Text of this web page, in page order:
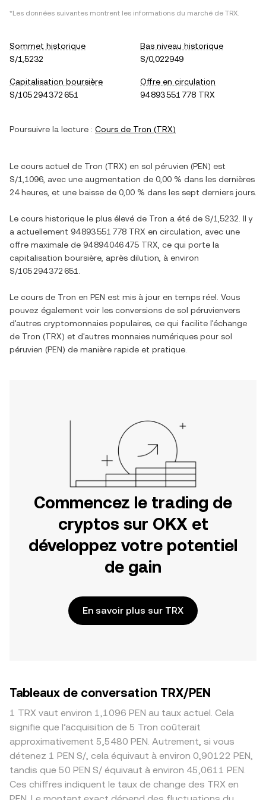
*Les données suivantes montrent les informations du marché de TRX.
Sommet historique
S/1,5232
Bas niveau historique
S/0,022949
Capitalisation boursière
S/105 294 372 651
Offre en circulation
94 893 551 778 TRX
Poursuivre la lecture : Cours de Tron (TRX)
Le cours actuel de Tron (TRX) en sol péruvien (PEN) est
S/1,1096 , avec une augmentation de 0,00 % dans les dernières
24 heures, et une baisse de 0,00 % dans les sept derniers jours.
Le cours historique le plus élevé de Tron a été de S/1,5232 . Il y
a actuellement 94 893 551 778 TRX en circulation, avec une
offre maximale de 94 894 046 475 TRX , ce qui porte la
capitalisation boursière, après dilution, à environ
S/105 294 372 651
Le cours de Tron en PEN est mis à jour en temps réel. Vous
pouvez également voir les conversions de sol péruvienvers
d'autres cryptomonnaies populaires, ce qui facilite l'échange
de Tron (TRX) et d'autres monnaies numériques pour sol
péruvien (PEN) de manière rapide et pratique.
Commencez le trading de
cryptos sur OKX et
développez votre potentiel
de gain
En savoir plus sur TRX
Tableaux de conversation TRX/PEN
1 TRX vaut environ 1,1096 PEN au taux actuel. Cela
signifie que l’acquisition de 5 Tron coûterait
approximativement 5,5480 PEN. Autrement, si vous
détenez 1 PEN S/, cela équivaut à environ 0,90122 PEN,
tandis que 50 PEN S/ équivaut à environ 45,0611 PEN.
Ces chiffres indiquent le taux de change des TRX en